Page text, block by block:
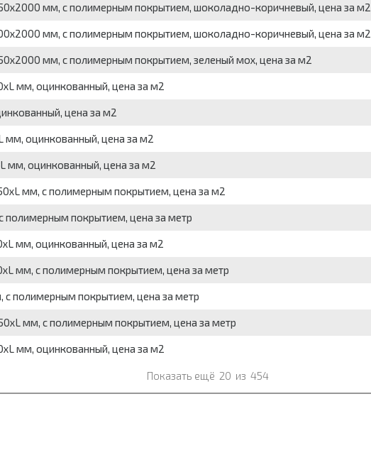
мм, с полимерным покрытием, шоколадно-коричневый, цена за м2
мм, с полимерным покрытием, шоколадно-коричневый, цена за м2
мм, с полимерным покрытием, зеленый мох, цена за м2
мм, оцинкованный, цена за м2
цена за м2
мм, оцинкованный, цена за м2
мм, оцинкованный, цена за м2
мм, с полимерным покрытием, цена за м2
полимерным покрытием, цена за метр
мм, оцинкованный, цена за м2
мм, с полимерным покрытием, цена за метр
полимерным покрытием, цена за метр
мм, с полимерным покрытием, цена за метр
мм, оцинкованный, цена за м2
Показать ещё 20 из 454